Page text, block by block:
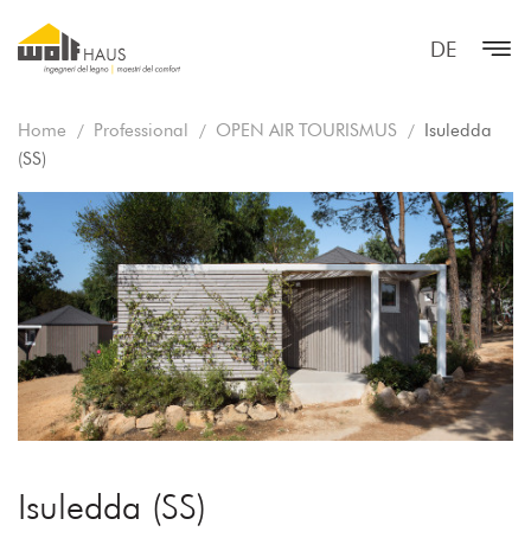
DE
Home Professional OPEN AIR TOURISMUS
Isuledda
(SS)
Isuledda (SS)